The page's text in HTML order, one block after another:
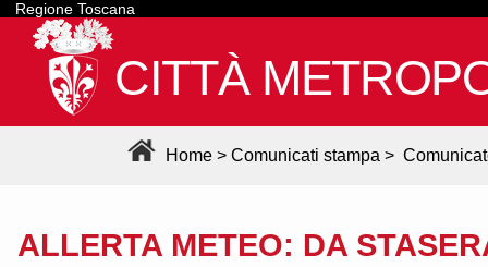
Regione Toscana
CITTÀ
Home > Comunicati stampa >
ALLERTA METEO: DA